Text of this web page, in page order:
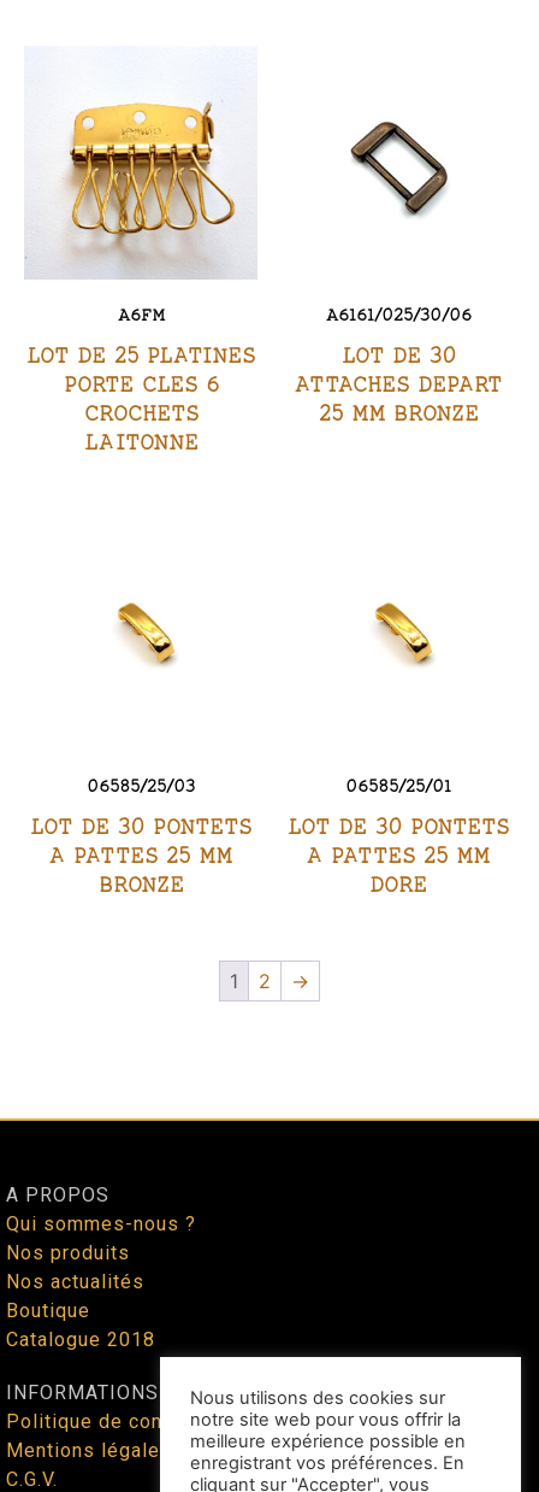
A6FM
LOT DE 25 PLATINES
PORTE CLES 6
CROCHETS
LAITONNE
A6161/025/30/06
LOT DE 30
ATTACHES DEPART
25 MM BRONZE
06585/25/03
LOT DE 30 PONTETS
A PATTES 25 MM
BRONZE
06585/25/01
LOT DE 30 PONTETS
A PATTES 25 MM
DORE
1 2 →
A PROPOS
Qui sommes-nous ?
Nos produits
Nos actualités
Boutique
Catalogue 2018
INFORMATIONS
Politique de confidentialité
Mentions légales
C.G.V.
Nous utilisons des cookies sur
notre site web pour vous offrir la
meilleure expérience possible en
enregistrant vos préférences. En
cliquant sur "Accepter", vous